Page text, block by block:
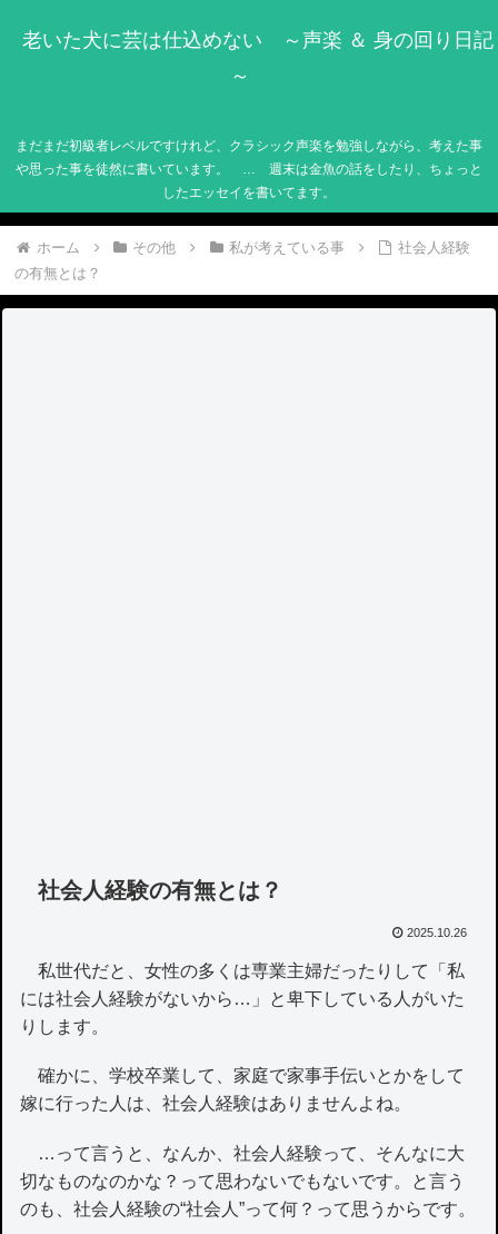
老いた犬に芸は仕込めない ～声楽 ＆ 身の回り日記
～
まだまだ初級者レベルですけれど、クラシック声楽を勉強しながら、考えた事
や思った事を徒然に書いています。 … 週末は金魚の話をしたり、ちょっと
したエッセイを書いてます。
ホーム その他 私が考えている事
社会人経験
の有無とは？
社会人経験の有無とは？
2025.10.26
私世代だと、女性の多くは専業主婦だったりして「私
には社会人経験がないから…」と卑下している人がいた
りします。
確かに、学校卒業して、家庭で家事手伝いとかをして
嫁に行った人は、社会人経験はありませんよね。
…って言うと、なんか、社会人経験って、そんなに大
切なものなのかな？って思わないでもないです。と言う
のも、社会人経験の“社会人”って何？って思うからです。